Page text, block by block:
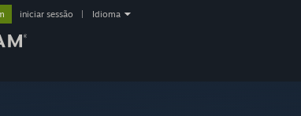
iniciar sessão Idioma